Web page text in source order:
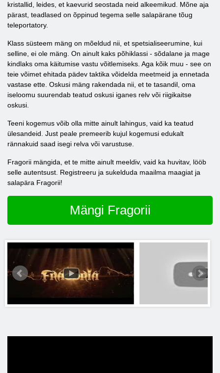
kristallid, leides, et kaevurid seostada neid alkeemikud. Mõne aja
pärast, teadlased on õppinud tegema selle salapärane tõug
teleportatory.
Klass süsteem mäng on mõeldud nii, et spetsialiseerumine, kui
selline, ei ole mäng. On ainult kaks põhiklassi - sõdalane ja mage
kindlaks oma käitumise vastu võitlemiseks. Aga kõik muu - see on
teie võimet ehitada pädev taktika võidelda meetmeid ja ennetada
vastase ette. Oskusi mäng rakendada nii, et te tasandil, oma
iseloomu suurendab teatud oskusi iganes relv või riigikaitse
oskusi.
Teeni kogemus võib olla mitte ainult lahingus, vaid ka teatud
ülesandeid. Just peale premeerib kujul kogemusi edukalt
rännakuid saad isegi relva või varustuse.
Fragorii mängida, et te mitte ainult meeldiv, vaid ka huvitav, lööb
selle autentsust. Registreeru ja sukelduda maailma maagiat ja
salapära Fragorii!
Mängi Fragorii